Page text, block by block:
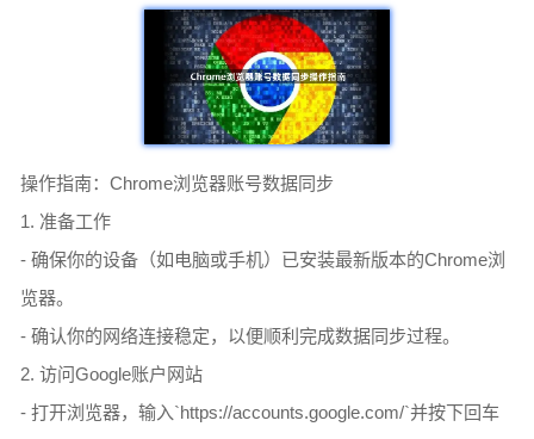
操作指南：Chrome浏览器账号数据同步
1. 准备工作
- 确保你的设备（如电脑或手机）已安装最新版本的Chrome浏
览器。
- 确认你的网络连接稳定，以便顺利完成数据同步过程。
2. 访问Google账户网站
- 打开浏览器，输入`https://accounts.google.com/`并按下回车